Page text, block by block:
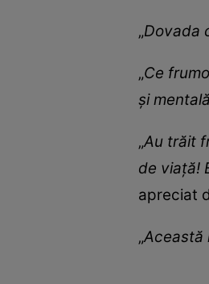
„Dovada
„Ce
și mentală
„Au trăit
de viață!
apreciat
„Această